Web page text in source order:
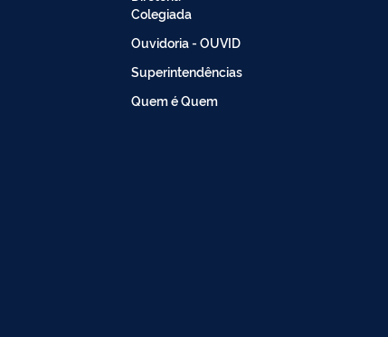
Colegiada
Ouvidoria - OUVID
Superintendências
Quem é Quem